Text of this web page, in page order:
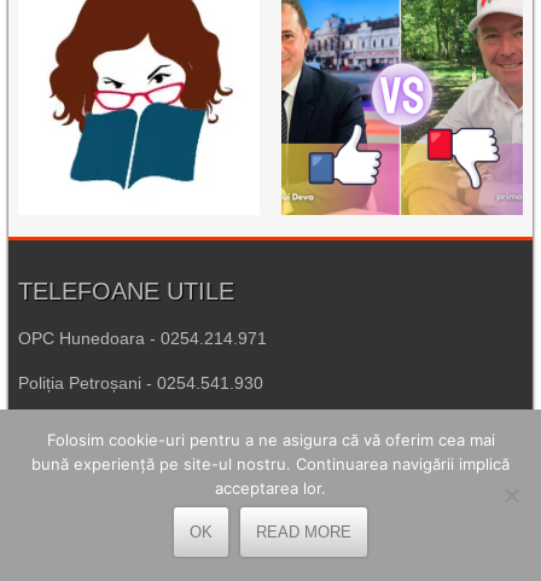
TELEFOANE UTILE
OPC Hunedoara - 0254.214.971
Poliția Petroșani - 0254.541.930
Spitalul de Urgență Petroșani - 0254.544.321
Folosim cookie-uri pentru a ne asigura că vă oferim cea mai
bună experiență pe site-ul nostru. Continuarea navigării implică
acceptarea lor.
OK READ MORE